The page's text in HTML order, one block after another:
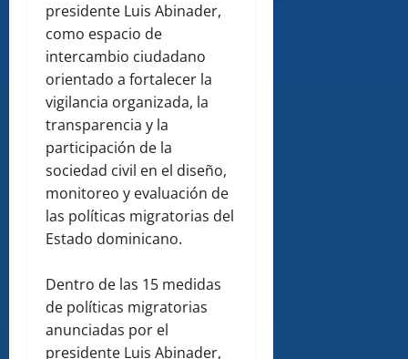
presidente Luis Abinader,
como espacio de
intercambio ciudadano
orientado a fortalecer la
vigilancia organizada, la
transparencia y la
participación de la
sociedad civil en el diseño,
monitoreo y evaluación de
las políticas migratorias del
Estado dominicano.
Dentro de las 15 medidas
de políticas migratorias
anunciadas por el
presidente Luis Abinader,